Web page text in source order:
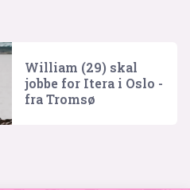
William (29) skal
jobbe for Itera i Oslo -
fra Tromsø